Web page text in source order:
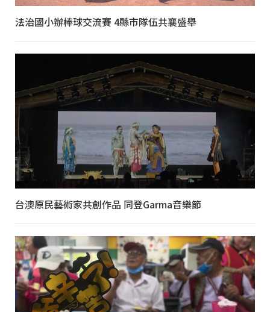
法治國小辦棒球交流賽 4縣市隊伍共襄盛舉
台澳原民藝術家共創作品 同登Garma音樂節